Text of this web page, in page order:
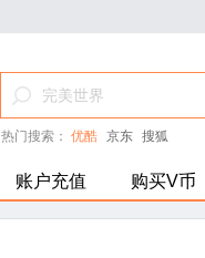
热门搜索： 优酷 京东 搜狐
账户充值 购买V币